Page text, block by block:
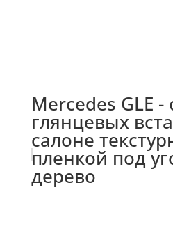
Mercedes GLE -
глянцевых
салоне
пленкой под
дерево